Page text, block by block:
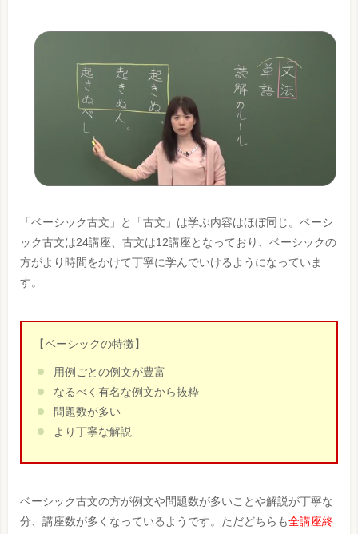
「ベーシック古文」と「古文」は学ぶ内容はほぼ同じ。ベーシ
ック古文は24講座、古文は12講座となっており、ベーシックの
方がより時間をかけて丁寧に学んでいけるようになっていま
す。
【ベーシックの特徴】
用例ごとの例文が豊富
なるべく有名な例文から抜粋
問題数が多い
より丁寧な解説
ベーシック古文の方が例文や問題数が多いことや解説が丁寧な
分、講座数が多くなっているようです。ただどちらも全講座終